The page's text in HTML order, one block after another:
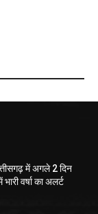
में अगले 2 दिन
वर्षा का अलर्ट